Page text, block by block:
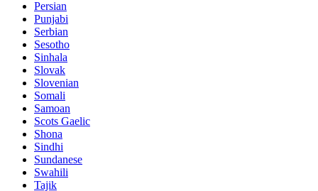
Persian
Punjabi
Serbian
Sesotho
Sinhala
Slovak
Slovenian
Somali
Samoan
Scots Gaelic
Shona
Sindhi
Sundanese
Swahili
Tajik